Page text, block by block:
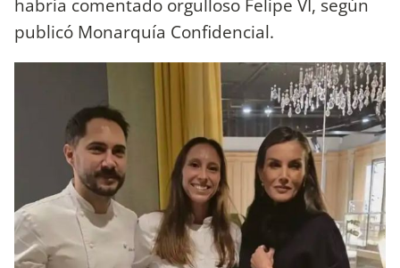
habría comentado orgulloso Felipe VI, según
publicó Monarquía Confidencial.